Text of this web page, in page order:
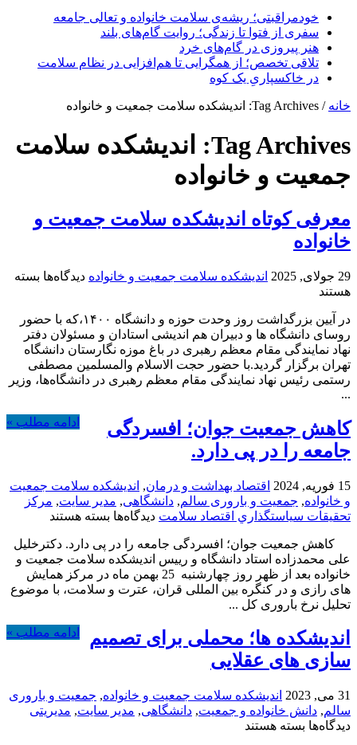
خودمراقبتی؛ ریشه‌ی سلامت خانواده و تعالی جامعه
سفری از فتوا تا زندگی؛ روایت گام‌های بلند
هنر پیروزی در گام‌های خرد
تلاقی تخصص؛ از همگرایی تا هم‌افزایی در نظام سلامت
در خاکسپاریِ یک کوه
خانه / Tag Archives: اندیشکده سلامت جمعیت و خانواده
Tag Archives:
اندیشکده سلامت
جمعیت و خانواده
معرفی کوتاه اندیشکده سلامت جمعیت و
خانواده
29 جولای, 2025 اندیشکده سلامت جمعیت و خانواده دیدگاه‌ها برای
سلامت
جمعیت
و
خانواده
بسته
هستند
در آیین بزرگداشت روز وحدت حوزه و دانشگاه ۱۴۰۰،که با حضور
روسای دانشگاه ها و دبیران هم اندیشی استادان و مسئولان دفتر
نهاد نمایندگی مقام معظم رهبری در باغ موزه نگارستان دانشگاه
تهران برگزار گردید.با حضور حجت الاسلام والمسلمین مصطفی
رستمی رئیس نهاد نمایندگی مقام معظم رهبری در دانشگاه‌ها، وزیر
...
ادامه مطلب »
کاهش جمعیت جوان؛ افسردگی
جامعه را در پی دارد.
15 فوریه, 2024 اقتصاد بهداشت و درمان, اندیشکده سلامت جمعیت
و خانواده, جمعیت و باروری سالم, دانشگاهی, مدیر سایت, مركز
تحقيقات سياستگذاري اقتصاد سلامت دیدگاه‌ها برای
جمعیت
جوان؛
افسردگی
جامعه
پی
دارد.
بسته هستند
کاهش جمعیت جوان؛ افسردگی جامعه را در پی دارد. دکترخلیل
علی محمدزاده استاد دانشگاه و رییس اندیشکده سلامت جمعیت و
خانواده بعد از ظهر روز چهارشنبه 25 بهمن ماه در مرکز همایش
های رازی و در کنگره بین المللی قران، عترت و سلامت، با موضوع
تحلیل نرخ باروری کل ...
ادامه مطلب »
اندیشکده ها؛ محملی برای تصمیم
سازی های عقلایی
31 می, 2023 اندیشکده سلامت جمعیت و خانواده, جمعیت و باروری
سالم, دانش خانواده و جمعیت, دانشگاهی, مدیر سایت, مدیریتی
دیدگاه‌ها برای
بسته هستند